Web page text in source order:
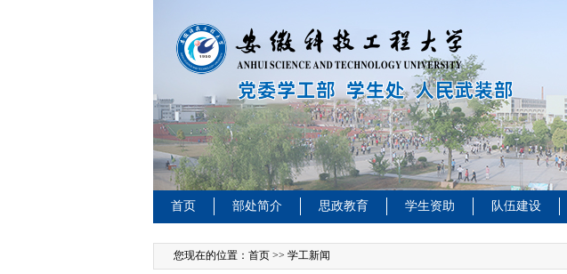
首页 部处简介 思政教育 学生资助 队伍建设
您现在的位置： 首页 >> 学工新闻